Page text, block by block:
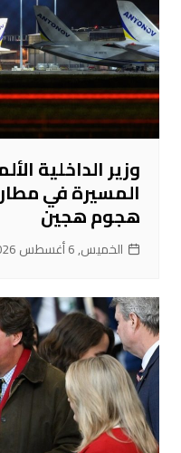
وزير الداخلية
المسيرة في مطار
هجوم هجين
الخميس, 6 أغسطس 2026, 7:54